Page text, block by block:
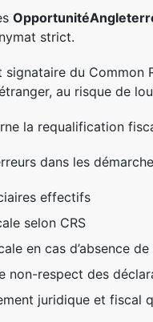
strict.
signataire du
au risque de
la requalification
dans les
effectifs
selon CRS
en cas d’absence
non-respect des
juridique et fiscal